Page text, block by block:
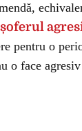
șoferul
pentru o
o face